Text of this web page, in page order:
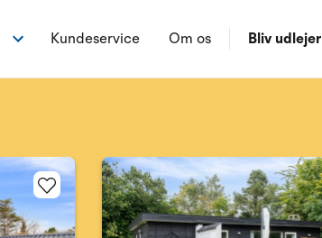
Kundeservice Om os Bliv udlejer